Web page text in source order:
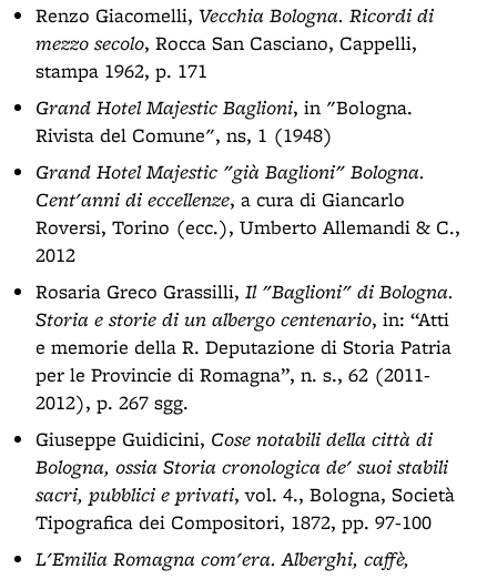
Renzo Giacomelli, Vecchia Bologna. Ricordi di
mezzo secolo, Rocca San Casciano, Cappelli,
stampa 1962, p. 171
Grand Hotel Majestic Baglioni, in "Bologna.
Rivista del Comune", ns, 1 (1948)
Grand Hotel Majestic "già Baglioni" Bologna.
Cent'anni di eccellenze, a cura di Giancarlo
Roversi, Torino (ecc.), Umberto Allemandi & C.,
2012
Rosaria Greco Grassilli, Il "Baglioni" di Bologna.
Storia e storie di un albergo centenario, in: “Atti
e memorie della R. Deputazione di Storia Patria
per le Provincie di Romagna”, n. s., 62 (2011-
2012), p. 267 sgg.
Giuseppe Guidicini, Cose notabili della città di
Bologna, ossia Storia cronologica de' suoi stabili
sacri, pubblici e privati, vol. 4., Bologna, Società
Tipografica dei Compositori, 1872, pp. 97-100
L'Emilia Romagna com'era. Alberghi, caffè,